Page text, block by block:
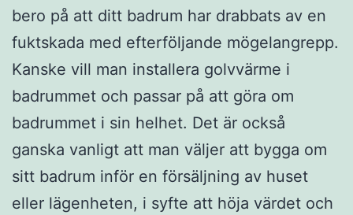
bero på att ditt badrum har drabbats av en
fuktskada med efterföljande mögelangrepp.
Kanske vill man installera golvvärme i
badrummet och passar på att göra om
badrummet i sin helhet. Det är också
ganska vanligt att man väljer att bygga om
sitt badrum inför en försäljning av huset
eller lägenheten, i syfte att höja värdet och